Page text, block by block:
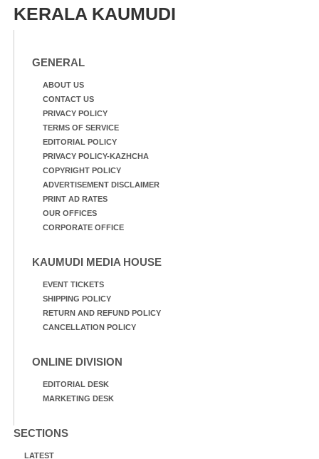
KERALA KAUMUDI
GENERAL
ABOUT US
CONTACT US
PRIVACY POLICY
TERMS OF SERVICE
EDITORIAL POLICY
PRIVACY POLICY-KAZHCHA
COPYRIGHT POLICY
ADVERTISEMENT DISCLAIMER
PRINT AD RATES
OUR OFFICES
CORPORATE OFFICE
KAUMUDI MEDIA HOUSE
EVENT TICKETS
SHIPPING POLICY
RETURN AND REFUND POLICY
CANCELLATION POLICY
ONLINE DIVISION
EDITORIAL DESK
MARKETING DESK
SECTIONS
LATEST